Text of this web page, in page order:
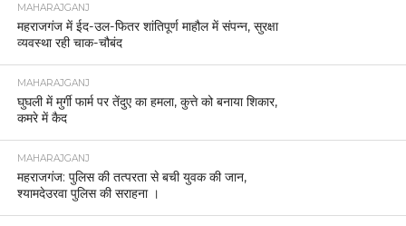
MAHARAJGANJ
महराजगंज में ईद-उल-फितर शांतिपूर्ण माहौल में संपन्न, सुरक्षा
व्यवस्था रही चाक-चौबंद
MAHARAJGANJ
घुघली में मुर्गी फार्म पर तेंदुए का हमला, कुत्ते को बनाया शिकार,
कमरे में कैद
MAHARAJGANJ
महराजगंज: पुलिस की तत्परता से बची युवक की जान,
श्यामदेउरवा पुलिस की सराहना ।